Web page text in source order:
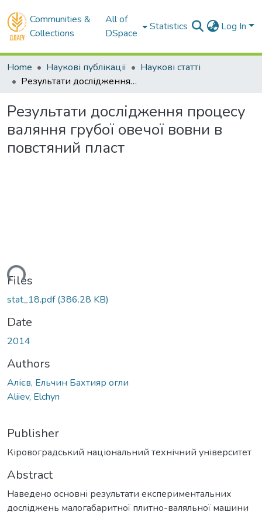
Communities &
Collections
All of
DSpace
Statistics Log In
Home Наукові публікації
Наукові статті
Результати дослідження процесу валяння грубої овечої вовни в повстяний пласт
Результати дослідження процесу
валяння грубої овечої вовни в
повстяний пласт
Files
stat_18.pdf(386.28 KB)
Date
2014
Authors
Алієв, Ельчин Бахтияр огли
Aliiev, Elchyn
Publisher
Кіровоградський національний технічний університет
Abstract
Наведено основні результати експериментальних
досліджень малогабаритної плитно-валяльної машини